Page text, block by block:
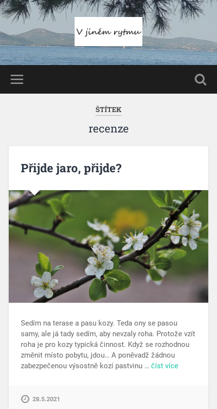
ŠTÍTEK
recenze
Přijde jaro, přijde?
Sedím na terase a pasu kozy. Teda ony se pasou
samy, ale já tady sedím, aby nevzaly roha. Protože vzít
roha je pro kozy typická činnost. Když se rozhodnou
změnit místo pobytu, jdou… A poněvadž žádnou
zabezpečenou výsostně kozí pastvinu … číst více
28.5.2021